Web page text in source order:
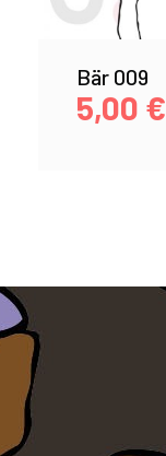
Bär 009
5,00 €